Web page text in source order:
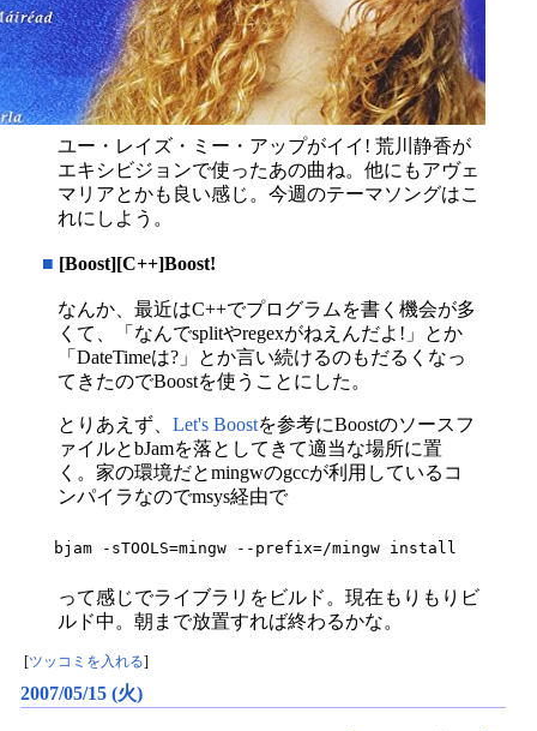
ユー・レイズ・ミー・アップがイイ! 荒川静香が
エキシビジョンで使ったあの曲ね。他にもアヴェ
マリアとかも良い感じ。今週のテーマソングはこ
れにしよう。
■ [Boost][C++]Boost!
なんか、最近はC++でプログラムを書く機会が多
くて、「なんでsplitやregexがねえんだよ!」とか
「DateTimeは?」とか言い続けるのもだるくなっ
てきたのでBoostを使うことにした。
とりあえず、 Let's Boostを参考にBoostのソースフ
ァイルとbJamを落としてきて適当な場所に置
く。家の環境だとmingwのgccが利用しているコ
ンパイラなのでmsys経由で
bjam -sTOOLS=mingw --prefix=/mingw install
って感じでライブラリをビルド。現在もりもりビ
ルド中。朝まで放置すれば終わるかな。
[ツッコミを入れる]
2007/05/15 (火)